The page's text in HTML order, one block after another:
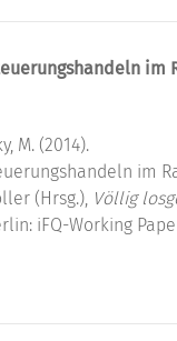
im
M. (2014).
im
(Hrsg.), Völlig
iFQ-Working